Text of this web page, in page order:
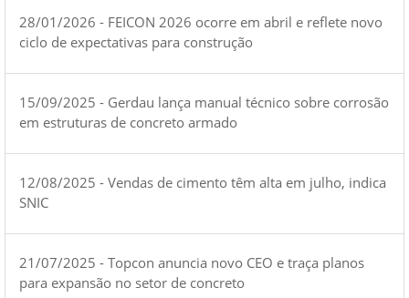
28/01/2026 - FEICON 2026 ocorre em abril e reflete novo
ciclo de expectativas para construção
15/09/2025 - Gerdau lança manual técnico sobre corrosão
em estruturas de concreto armado
12/08/2025 - Vendas de cimento têm alta em julho, indica
SNIC
21/07/2025 - Topcon anuncia novo CEO e traça planos
para expansão no setor de concreto